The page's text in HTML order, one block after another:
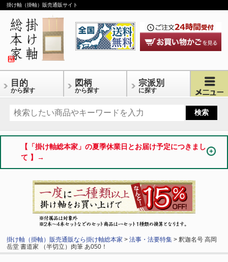
掛け軸（掛軸）販売通販サイト
目的
から探す
図柄
から探す
宗派別
に探す
【「掛け軸総本家」の夏季休業日とお届け予定につきまし
て 】→
掛け軸（掛軸）販売通販なら掛け軸総本家 >法事・法要特集 > 釈迦名号 高岡
岳堂 書道家 （半切立）肉筆 あ050！